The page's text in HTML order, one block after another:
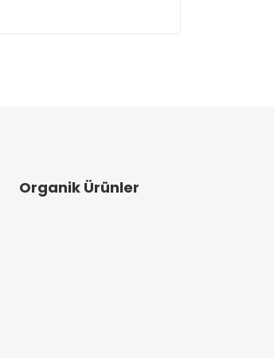
iletebilirsiniz.
Organik Ürünler